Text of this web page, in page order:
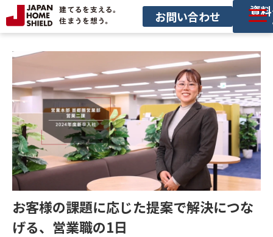
お問い合わせ 資
導入事例
セミナー
お役立ち情報
サービス利用の流れ
お客様の課題に応じた提案で解決につな
げる、営業職の1日